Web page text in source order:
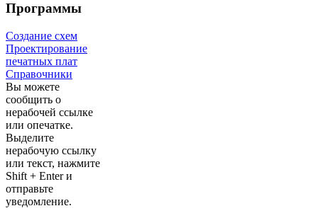
Программы
Создание схем
Проектирование
печатных плат
Справочники
Вы можете
сообщить о
нерабочей ссылке
или опечатке.
Выделите
нерабочую ссылку
или текст, нажмите
Shift + Enter и
отправьте
уведомление.